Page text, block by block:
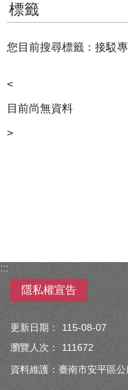
標籤
您目前搜尋標籤：接駁
<
目前尚無資料
>
:::
隱私權宣告
更新日期：
115-08-07
瀏覽人次：
111672
資料維護：臺南市安平區公